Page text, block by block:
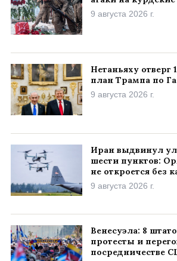
9 августа 2026 г.
Нетаньяху отверг
план Трампа по
9 августа 2026 г.
Иран выдвинул
шести пунктов:
не откроется без
9 августа 2026 г.
Венесуэла: 8
протесты и
посредничестве